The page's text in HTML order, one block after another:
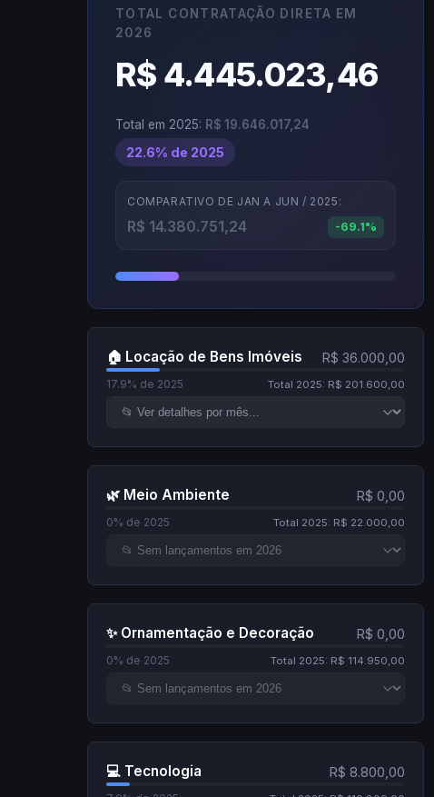
TOTAL CONTRATAÇÃO DIRETA EM
2026
R$ 4.445.023,46
Total em 2025: R$ 19.646.017,24
22.6% de 2025
COMPARATIVO DE JAN A JUN / 2025:
R$ 14.380.751,24 -69.1%
🏠 Locação de Bens Imóveis R$ 36.000,00
17.9% de 2025 Total 2025: R$ 201.600,00
🌿 Meio Ambiente R$ 0,00
0% de 2025 Total 2025: R$ 22.000,00
✨ Ornamentação e Decoração R$ 0,00
0% de 2025 Total 2025: R$ 114.950,00
💻 Tecnologia R$ 8.800,00